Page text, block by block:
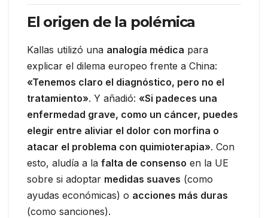
El origen de la polémica
Kallas utilizó una analogía médica para
explicar el dilema europeo frente a China:
«Tenemos claro el diagnóstico, pero no el
tratamiento». Y añadió: «Si padeces una
enfermedad grave, como un cáncer, puedes
elegir entre aliviar el dolor con morfina o
atacar el problema con quimioterapia». Con
esto, aludía a la falta de consenso en la UE
sobre si adoptar medidas suaves (como
ayudas económicas) o acciones más duras
(como sanciones).